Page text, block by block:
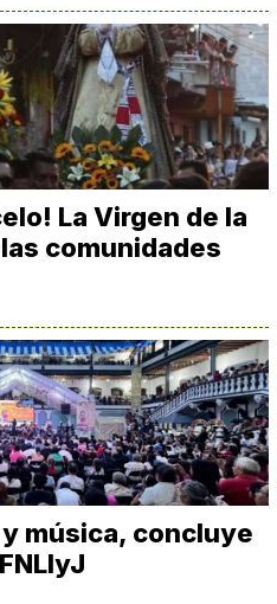
La Virgen de la
comunidades
música, concluye